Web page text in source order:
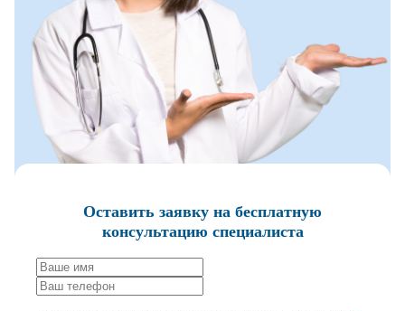
Оставить заявку на бесплатную
консультацию специалиста